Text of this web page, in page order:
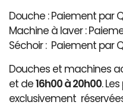
Douche : Paiement par
Machine à laver :
Séchoir : Paiement par
Douches et machines
et de16h00 à 20h00.
exclusivement